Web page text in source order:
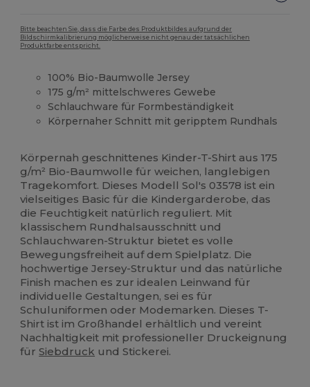
Bitte beachten Sie, dass die Farbe des Produktbildes aufgrund der
Bildschirmkalibrierung möglicherweise nicht genau der tatsächlichen
Produktfarbe entspricht.
100% Bio-Baumwolle Jersey
175 g/m² mittelschweres Gewebe
Schlauchware für Formbeständigkeit
Körpernaher Schnitt mit geripptem Rundhals
Körpernah geschnittenes Kinder-T-Shirt aus 175
g/m² Bio-Baumwolle für weichen, langlebigen
Tragekomfort. Dieses Modell Sol's 03578 ist ein
vielseitiges Basic für die Kindergarderobe, das
die Feuchtigkeit natürlich reguliert. Mit
klassischem Rundhalsausschnitt und
Schlauchwaren-Struktur bietet es volle
Bewegungsfreiheit auf dem Spielplatz. Die
hochwertige Jersey-Struktur und das natürliche
Finish machen es zur idealen Leinwand für
individuelle Gestaltungen, sei es für
Schuluniformen oder Modemarken. Dieses T-
Shirt ist im Großhandel erhältlich und vereint
Nachhaltigkeit mit professioneller Druckeignung
fürSiebdruck und Stickerei.